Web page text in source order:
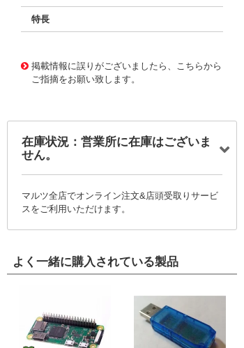
特長
掲載情報に誤りがございましたら、こちらから
ご指摘をお願い致します。
在庫状況：営業所に在庫はございま
せん。
マルツ全店でオンライン注文&店頭受取りサービ
スをご利用いただけます。
よく一緒に購入されている製品